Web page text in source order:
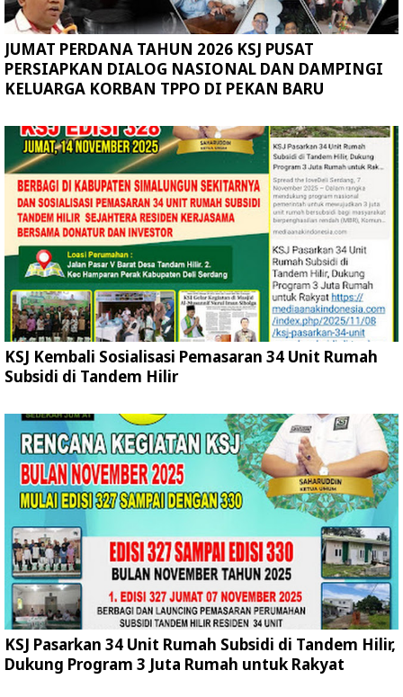
JUMAT PERDANA TAHUN 2026 KSJ PUSAT
PERSIAPKAN DIALOG NASIONAL DAN DAMPINGI
KELUARGA KORBAN TPPO DI PEKAN BARU
KSJ Kembali Sosialisasi Pemasaran 34 Unit Rumah
Subsidi di Tandem Hilir
KSJ Pasarkan 34 Unit Rumah Subsidi di Tandem Hilir,
Dukung Program 3 Juta Rumah untuk Rakyat